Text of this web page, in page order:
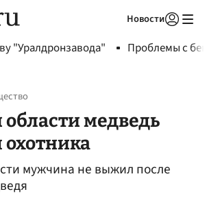
Новости
"Уралдронзавода" Проблемы с
области медведь
охотника
мужчина не выжил после